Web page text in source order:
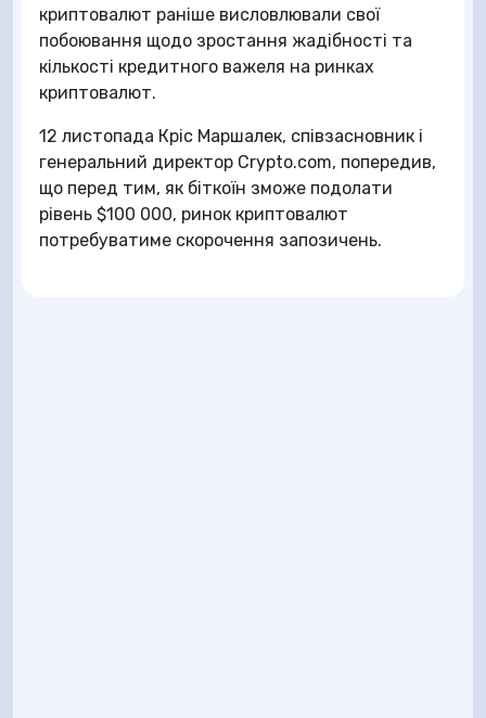
криптовалют раніше висловлювали свої
побоювання щодо зростання жадібності та
кількості кредитного важеля на ринках
криптовалют.
12 листопада Кріс Маршалек, співзасновник і
генеральний директор Crypto.com, попередив,
що перед тим, як біткоїн зможе подолати
рівень $100 000, ринок криптовалют
потребуватиме скорочення запозичень.